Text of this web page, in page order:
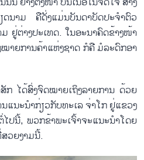
ນາມ ຄື​ດັ່ງ​ແມ່ນ​ບັນ​ດາ​ບັດ​ປະ​ຈຳ​ຕົວ​
ຢູ່​ຕ່າງ​ປະ​ເທດ. ໃນ​ອະ​ນ​າ​ຄົດ​ຂ້າງ​ໜ້າ
ໝາຍ​ກາ​ນ​ຄ້າ​ແຫ່ງ​ຊາດ ກໍ​ຄື ມໍ​ລະ​ດົກ​ອາ​
ກ ໄດ້​ສົ່ງ​ຈົດ​ໝາຍ​ເຖິງ​ລາຍ​ການ ດ້ວຍ​
ນະ​ນຳ​ກ່ຽວ​ກັບ​ທະ​ເລ ຈ່າ​ໂກ ຢູ່ແຂວງ
ປ​ນີ້, ພວກ​ຂ້າ​ພະ​ເຈົ້າ​ຈະ​ແນະ​ນຳ​ໂດຍ​
ວຍ​ງາມ​ນີ້.